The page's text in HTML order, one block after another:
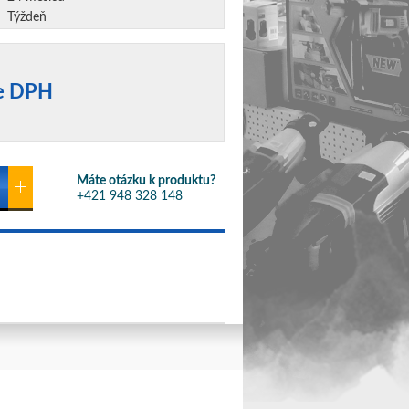
Týždeň
DPH
Máte otázku k produktu?
+421 948 328 148